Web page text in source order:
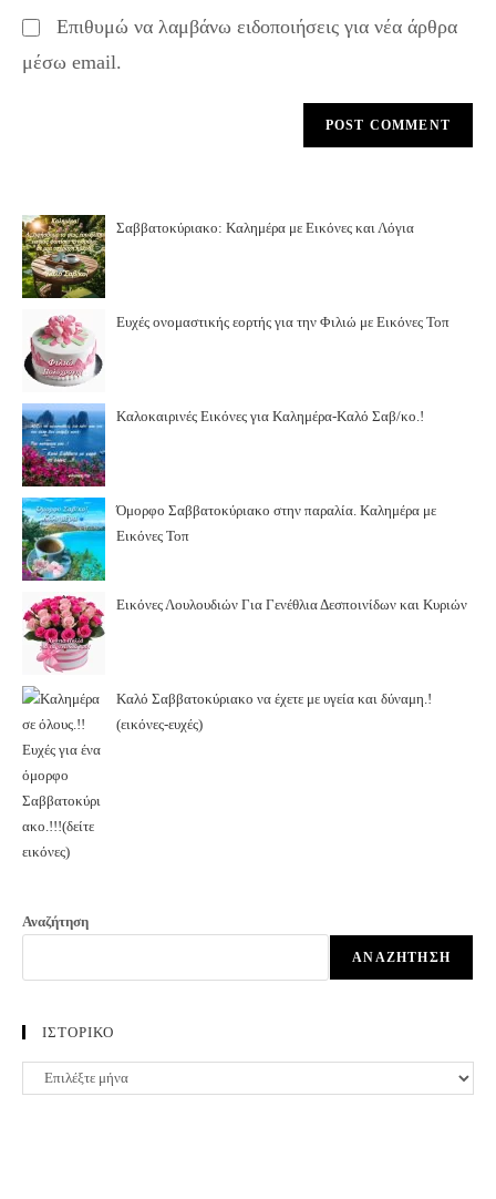
Επιθυμώ να λαμβάνω ειδοποιήσεις για νέα άρθρα
μέσω email.
Σαββατοκύριακο: Καλημέρα με Εικόνες και Λόγια
Ευχές ονομαστικής εορτής για την Φιλιώ με Εικόνες Τοπ
Καλοκαιρινές Εικόνες για Καλημέρα-Καλό Σαβ/κο.!
Όμορφο Σαββατοκύριακο στην παραλία. Καλημέρα με
Εικόνες Τοπ
Εικόνες Λουλουδιών Για Γενέθλια Δεσποινίδων και Κυριών
Καλό Σαββατοκύριακο να έχετε με υγεία και δύναμη.!
(εικόνες-ευχές)
Αναζήτηση
ΑΝΑΖΉΤΗΣΗ
ΙΣΤΟΡΙΚΟ
ΙΣΤΟΡΙΚΟ